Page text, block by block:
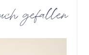
gefallen